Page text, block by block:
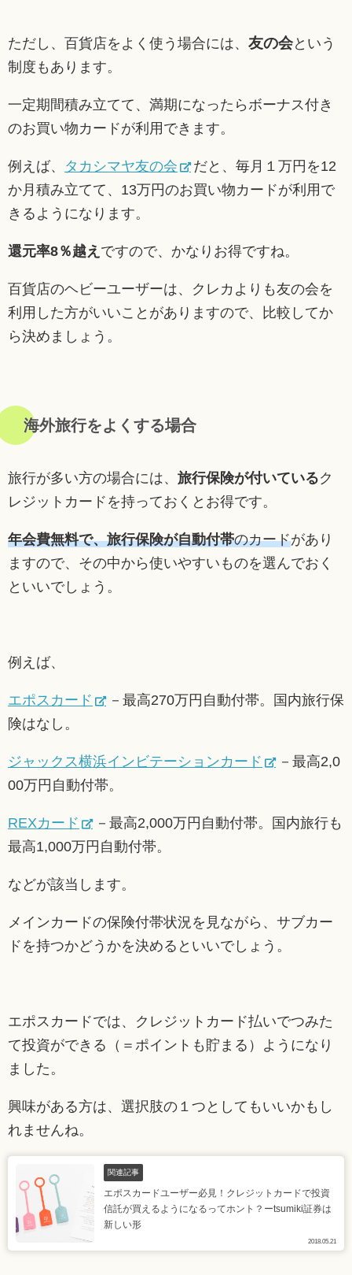
ただし、百貨店をよく使う場合には、 友の会という
制度もあります。
一定期間積み立てて、満期になったらボーナス付き
のお買い物カードが利用できます。
例えば、 タカシマヤ友の会
だと、毎月１万円を12
か月積み立てて、13万円のお買い物カードが利用で
きるようになります。
還元率8％越え ですので、かなりお得ですね。
百貨店のヘビーユーザーは、クレカよりも友の会を
利用した方がいいことがありますので、比較してか
ら決めましょう。
海外旅行をよくする場合
旅行が多い方の場合には、 旅行保険が付いているク
レジットカードを持っておくとお得です。
年会費無料で、旅行保険が自動付帯のカードがあり
ますので、その中から使いやすいものを選んでおく
といいでしょう。
例えば、
エポスカード
－最高270万円自動付帯。国内旅行保
険はなし。
ジャックス横浜インビテーションカード
－最高2,0
00万円自動付帯。
REXカード
－最高2,000万円自動付帯。国内旅行も
最高1,000万円自動付帯。
などが該当します。
メインカードの保険付帯状況を見ながら、サブカー
ドを持つかどうかを決めるといいでしょう。
エポスカードでは、クレジットカード払いでつみた
て投資ができる（＝ポイントも貯まる）ようになり
ました。
興味がある方は、選択肢の１つとしてもいいかもし
れませんね。
関連記事
エポスカードユーザー必見！クレジットカードで投資
信託が買えるようになるってホント？ーtsumiki証券は
新しい形
2018.05.21